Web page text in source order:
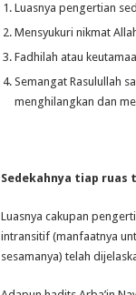
Luasnya pengertian
Mensyukuri nikmat
Fadhilah atau
Semangat Rasulullah
menghilangkan dan
Sedekahnya tiap ruas
Luasnya cakupan
intransitif (manfaatnya
sesamanya) telah